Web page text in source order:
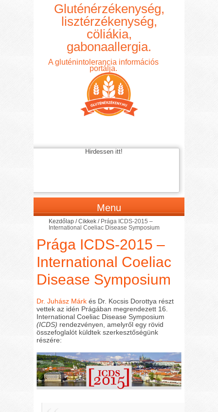
Gluténérzékenység,
lisztérzékenység,
cöliákia,
gabonaallergia.
A gluténintolerancia információs
portálja.
Hirdessen itt!
Menu
Kezdőlap /Cikkek / Prága ICDS-2015 –
International Coeliac Disease Symposium
Prága ICDS-2015 –
International Coeliac
Disease Symposium
Dr. Juhász Márkés Dr. Kocsis Dorottya részt
vettek az idén Prágában megrendezett 16.
International Coeliac Disease Symposium
(ICDS) rendezvényen, amelyről egy rövid
összefoglalót küldtek szerkesztőségünk
részére: